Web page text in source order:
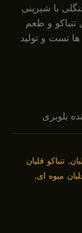
با شیرینی
و طعم
تست و تولید
بلوبری
,تنباکو قلیان
میوه ای,